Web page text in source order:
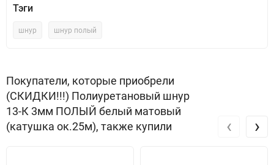
Тэги
шнур шнур полый
Покупатели, которые приобрели
(СКИДКИ!!!) Полиуретановый шнур
13-К 3мм ПОЛЫЙ белый матовый
(катушка ок.25м), также купили
‹ ›